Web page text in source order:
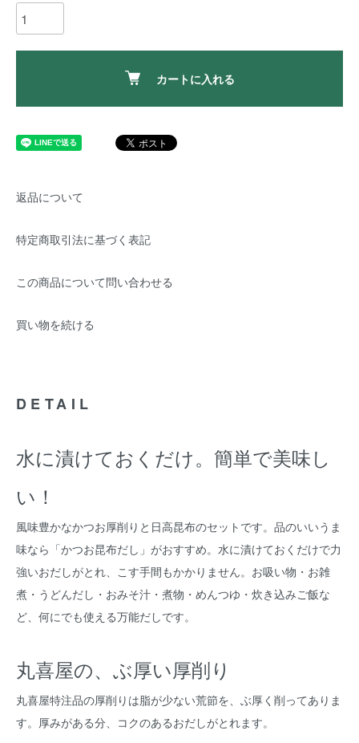
カートに入れる
返品について
特定商取引法に基づく表記
この商品について問い合わせる
買い物を続ける
DETAIL
水に漬けておくだけ。簡単で美味し
い！
風味豊かなかつお厚削りと日高昆布のセットです。品のいいうま
味なら「かつお昆布だし」がおすすめ。水に漬けておくだけで力
強いおだしがとれ、こす手間もかかりません。お吸い物・お雑
煮・うどんだし・おみそ汁・煮物・めんつゆ・炊き込みご飯な
ど、何にでも使える万能だしです。
丸喜屋の、ぶ厚い厚削り
丸喜屋特注品の厚削りは脂が少ない荒節を、ぶ厚く削ってありま
す。厚みがある分、コクのあるおだしがとれます。